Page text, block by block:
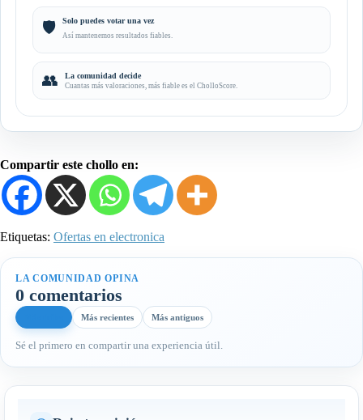
🛡️ Solo puedes votar una vez
Así mantenemos resultados fiables.
👥 La comunidad decide
Cuantas más valoraciones, más fiable es el CholloScore.
Compartir este chollo en:
Etiquetas: Ofertas en electronica
LA COMUNIDAD OPINA
0 comentarios
Más recientes Más antiguos
Sé el primero en compartir una experiencia útil.